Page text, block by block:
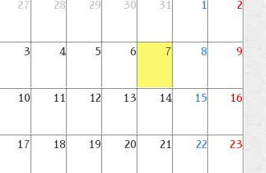
27
28 29 30 31 1 2
3 4 5 6 7 8 9
10 11 12 13 14 15 16
17 18 19 20 21 22 23